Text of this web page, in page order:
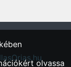
olvassa